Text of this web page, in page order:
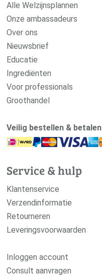
Alle Welzijnsplannen
Onze ambassadeurs
Over ons
Nieuwsbrief
Educatie
Ingrediënten
Voor professionals
Groothandel
Veilig bestellen & betalen
Service & hulp
Klantenservice
Verzendinformatie
Retourneren
Leveringsvoorwaarden
Inloggen account
Consult aanvragen